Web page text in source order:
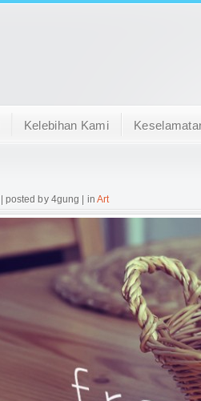
Kelebihan Kami
| posted by 4gung | in Art